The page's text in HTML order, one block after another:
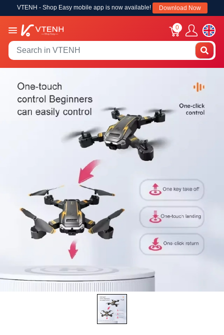
VTENH - Shop Easy mobile app is now available! Download Now
0